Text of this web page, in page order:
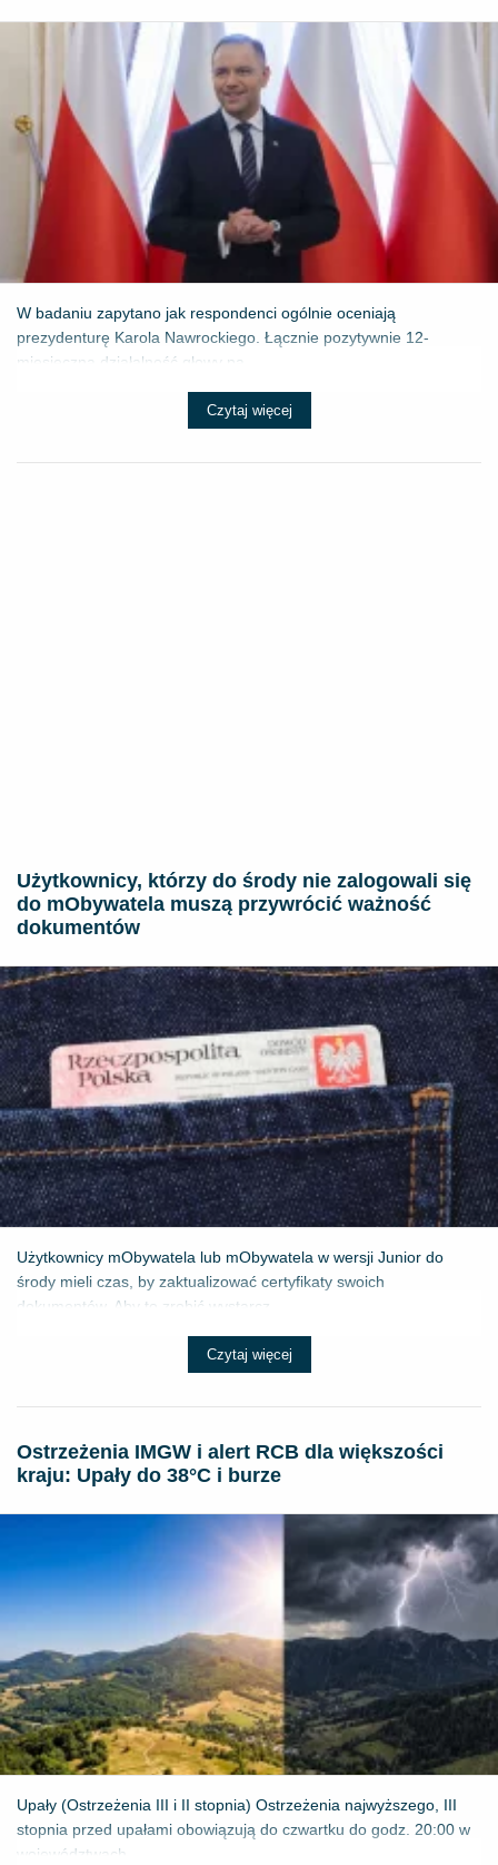
W badaniu zapytano jak respondenci ogólnie oceniają
prezydenturę Karola Nawrockiego. Łącznie pozytywnie 12-
miesięczną działalność głowy pa...
Czytaj więcej
Użytkownicy, którzy do środy nie zalogowali się
do mObywatela muszą przywrócić ważność
dokumentów
Użytkownicy mObywatela lub mObywatela w wersji Junior do
środy mieli czas, by zaktualizować certyfikaty swoich
dokumentów. Aby to zrobić wystarcz...
Czytaj więcej
Ostrzeżenia IMGW i alert RCB dla większości
kraju: Upały do 38°C i burze
Upały (Ostrzeżenia III i II stopnia) Ostrzeżenia najwyższego, III
stopnia przed upałami obowiązują do czwartku do godz. 20:00 w
województwach...